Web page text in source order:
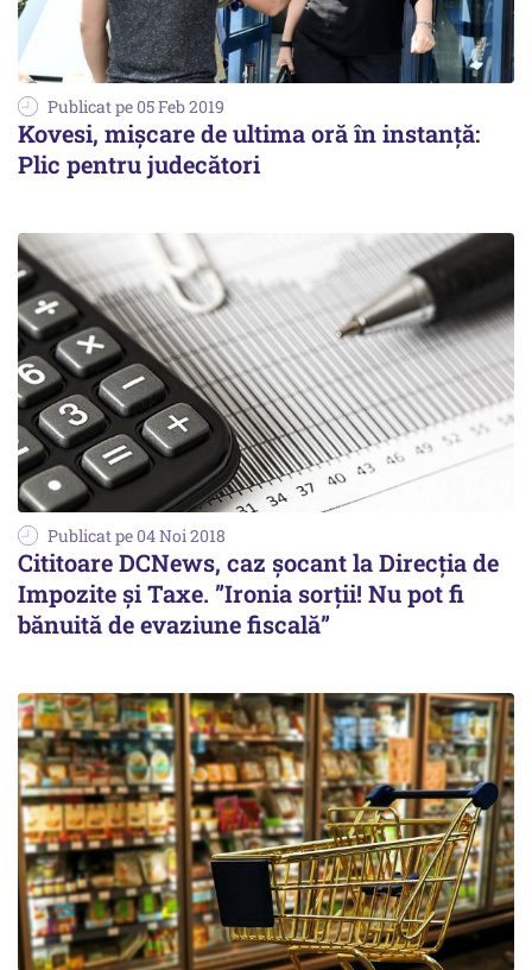
Publicat pe 05 Feb 2019
Kovesi, mișcare de ultima oră în instanță:
Plic pentru judecători
Publicat pe 04 Noi 2018
Cititoare DCNews, caz șocant la Direcția de
Impozite și Taxe. ”Ironia sorții! Nu pot fi
bănuită de evaziune fiscală”